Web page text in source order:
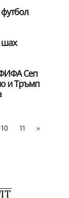
шах
Сеп
и Тръмп
10 11 »